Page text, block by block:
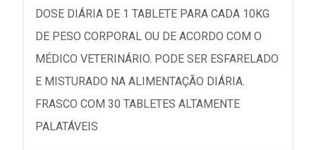
DOSE DIÁRIA DE 1 TABLETE PARA CADA 10KG
DE PESO CORPORAL OU DE ACORDO COM O
MÉDICO VETERINÁRIO. PODE SER ESFARELADO
E MISTURADO NA ALIMENTAÇÃO DIÁRIA.
FRASCO COM 30 TABLETES ALTAMENTE
PALATÁVEIS